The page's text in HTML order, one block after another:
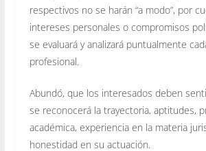
respectivos no se harán “a modo”, por
intereses personales o compromisos
se evaluará y analizará puntualmente
profesional.
Abundó, que los interesados deben
se reconocerá la trayectoria, aptitudes,
académica, experiencia en la materia
honestidad en su actuación.